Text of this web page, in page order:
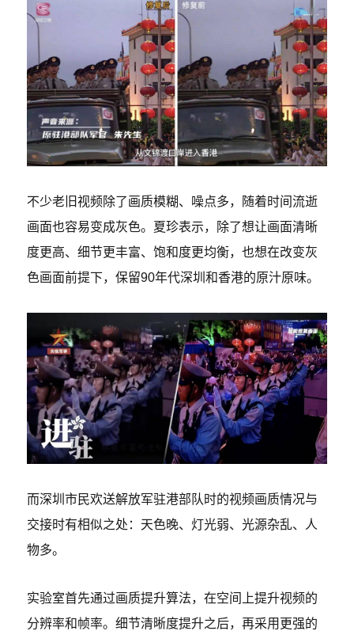
不少老旧视频除了画质模糊、噪点多，随着时间流逝
画面也容易变成灰色。夏珍表示，除了想让画面清晰
度更高、细节更丰富、饱和度更均衡，也想在改变灰
色画面前提下，保留90年代深圳和香港的原汁原味。
而深圳市民欢送解放军驻港部队时的视频画质情况与
交接时有相似之处：天色晚、灯光弱、光源杂乱、人
物多。
实验室首先通过画质提升算法，在空间上提升视频的
分辨率和帧率。细节清晰度提升之后，再采用更强的